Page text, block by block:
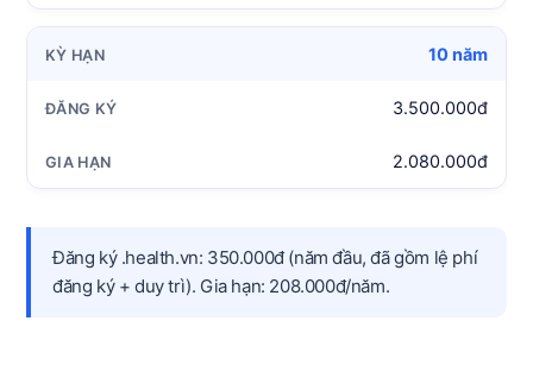
10 năm
3.500.000đ
2.080.000đ
Đăng ký .health.vn: 350.000đ (năm đầu, đã gồm lệ phí
đăng ký + duy trì). Gia hạn: 208.000đ/năm.